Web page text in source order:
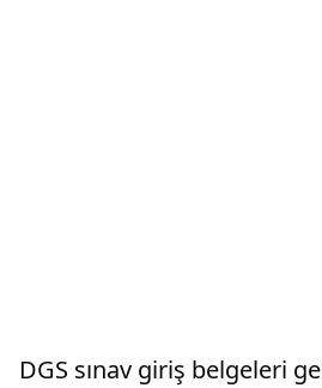
DGS sınav giriş belgeleri